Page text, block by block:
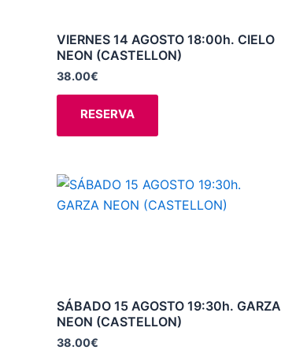
VIERNES 14 AGOSTO 18:00h. CIELO
NEON (CASTELLON)
38.00€
RESERVA
variantes.
Las
se
elegir
la
página
SÁBADO 15 AGOSTO 19:30h. GARZA
NEON (CASTELLON)
38.00€
Este
producto
opciones
se